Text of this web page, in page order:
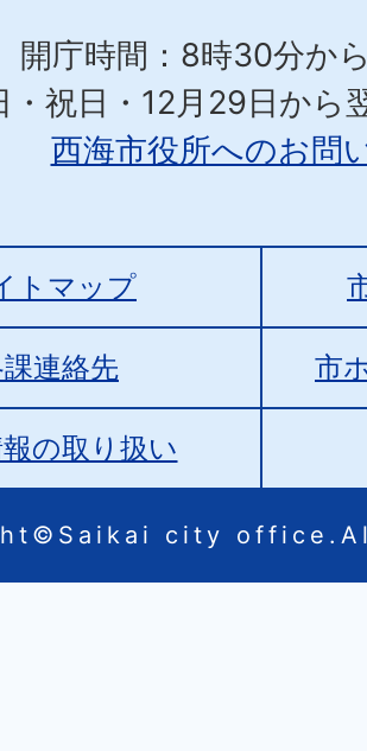
開庁時間：8時30分か
・祝日・12月29日から
西海市役所へのお問
トマップ
連絡先 市
の取り扱い
city